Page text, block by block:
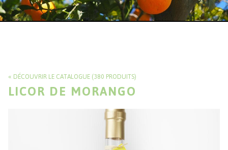
DÉCOUVRIR LE CATALOGUE (380 PRODUITS)
LICOR DE MORANGO